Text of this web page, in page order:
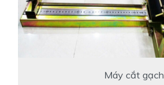
Máy cắt gạch